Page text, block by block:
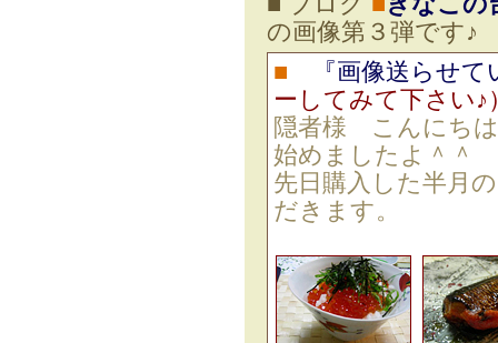
の画像第３弾です
■
『画像送らせ
ーしてみて下さい♪
隠者様 こんにち
始めましたよ＾＾
先日購入した半月
だきます。